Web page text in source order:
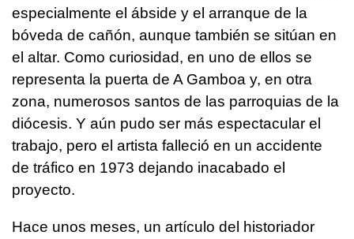
especialmente el ábside y el arranque de la
bóveda de cañón, aunque también se sitúan en
el altar. Como curiosidad, en uno de ellos se
representa la puerta de A Gamboa y, en otra
zona, numerosos santos de las parroquias de la
diócesis. Y aún pudo ser más espectacular el
trabajo, pero el artista falleció en un accidente
de tráfico en 1973 dejando inacabado el
proyecto.
Hace unos meses, un artículo del historiador